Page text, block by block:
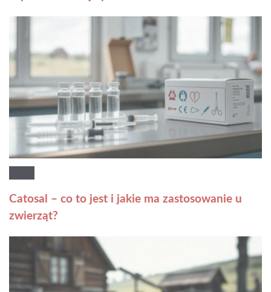
Catosal – co to jest i jakie ma zastosowanie u
zwierząt?